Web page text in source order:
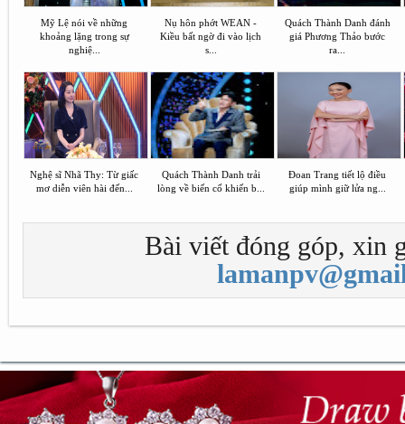
Mỹ Lệ nói về những
khoảng lặng trong sự
nghiệ...
Nụ hôn phớt WEAN -
Kiều bất ngờ đi vào lịch
s...
Quách Thành Danh đánh
giá Phương Thảo bước
ra...
Nghệ sĩ Nhã Thy: Từ giấc
mơ diễn viên hài đến...
Quách Thành Danh trải
lòng về biến cố khiến b...
Đoan Trang tiết lộ điều
giúp mình giữ lửa ng...
Bài viết đóng góp, xin